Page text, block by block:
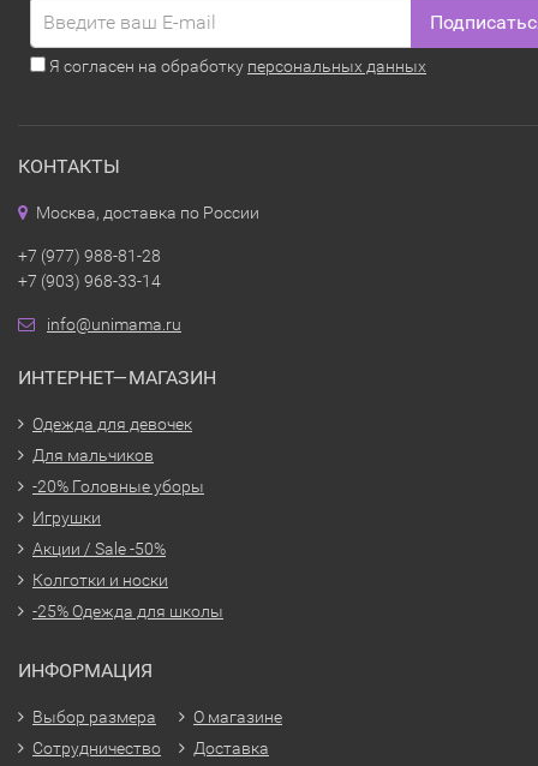
Я согласен на обработку персональных данных
КОНТАКТЫ
Москва, доставка по России
+7 (977) 988-81-28
+7 (903) 968-33-14
info@unimama.ru
ИНТЕРНЕТ—МАГАЗИН
Одежда для девочек
Для мальчиков
-20% Головные уборы
Игрушки
Акции / Sale -50%
Колготки и носки
-25% Одежда для школы
ИНФОРМАЦИЯ
Выбор размера
Сотрудничество
О магазине
Доставка